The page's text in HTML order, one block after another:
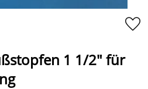
1 1/2" für